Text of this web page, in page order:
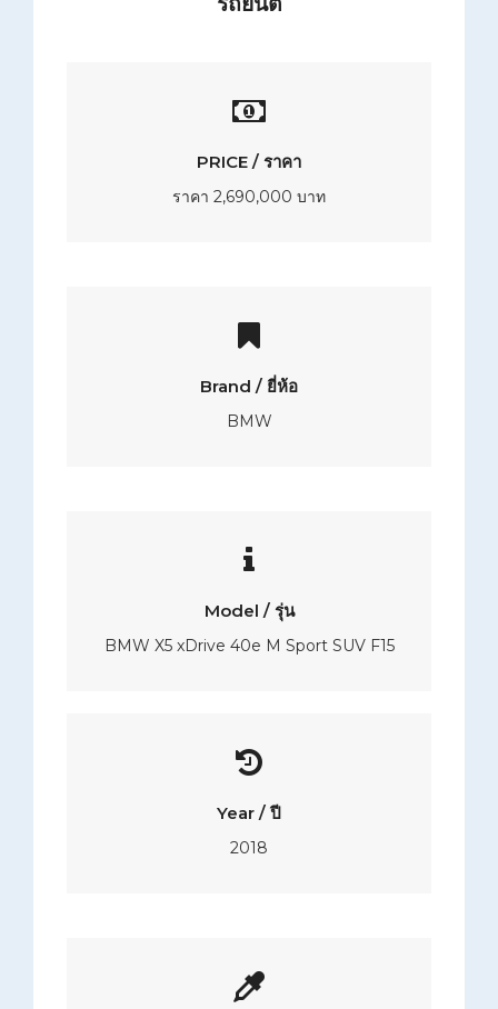
PRICE / ราคา
ราคา 2,690,000 บาท
Brand / ยี่ห้อ
BMW
Model / รุ่น
BMW X5 xDrive 40e M Sport SUV F15
Year / ปี
2018